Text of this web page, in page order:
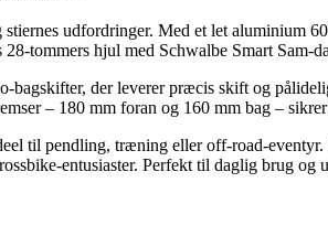
udfordringer. Med et let aluminium
tommers hjul med Schwalbe Smart Sam-
bagskifter, der leverer præcis skift og
– 180 mm foran og 160 mm bag –
til pendling, træning eller off-road-
entusiaster. Perfekt til daglig brug og